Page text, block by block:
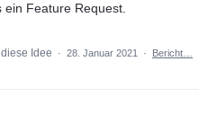
ein Feature Request.
Idee · 28. Januar 2021 · Bericht…